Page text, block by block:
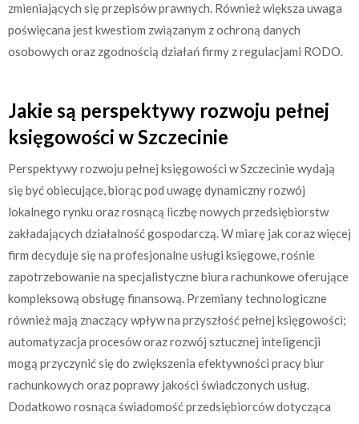
zmieniających się przepisów prawnych. Również większa uwaga
poświęcana jest kwestiom związanym z ochroną danych
osobowych oraz zgodnością działań firmy z regulacjami RODO.
Jakie są perspektywy rozwoju pełnej
księgowości w Szczecinie
Perspektywy rozwoju pełnej księgowości w Szczecinie wydają
się być obiecujące, biorąc pod uwagę dynamiczny rozwój
lokalnego rynku oraz rosnącą liczbę nowych przedsiębiorstw
zakładających działalność gospodarczą. W miarę jak coraz więcej
firm decyduje się na profesjonalne usługi księgowe, rośnie
zapotrzebowanie na specjalistyczne biura rachunkowe oferujące
kompleksową obsługę finansową. Przemiany technologiczne
również mają znaczący wpływ na przyszłość pełnej księgowości;
automatyzacja procesów oraz rozwój sztucznej inteligencji
mogą przyczynić się do zwiększenia efektywności pracy biur
rachunkowych oraz poprawy jakości świadczonych usług.
Dodatkowo rosnąca świadomość przedsiębiorców dotycząca